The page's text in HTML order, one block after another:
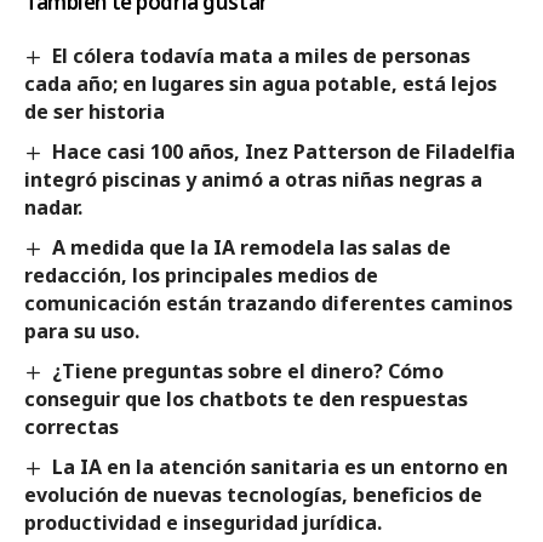
El cólera todavía mata a miles de personas
cada año; en lugares sin agua potable, está lejos
de ser historia
Hace casi 100 años, Inez Patterson de Filadelfia
integró piscinas y animó a otras niñas negras a
nadar.
A medida que la IA remodela las salas de
redacción, los principales medios de
comunicación están trazando diferentes caminos
para su uso.
¿Tiene preguntas sobre el dinero? Cómo
conseguir que los chatbots te den respuestas
correctas
La IA en la atención sanitaria es un entorno en
evolución de nuevas tecnologías, beneficios de
productividad e inseguridad jurídica.